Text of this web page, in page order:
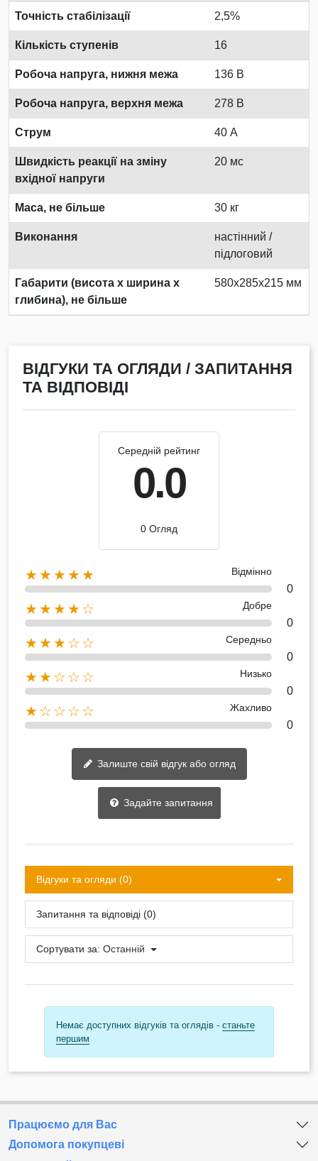
Точність стабілізації 2,5%
Кількість ступенів 16
Робоча напруга, нижня межа 136 В
Робоча напруга, верхня межа 278 В
Струм 40 А
Швидкість реакції на зміну
вхідної напруги
20 мс
Маса, не більше 30 кг
Виконання
настінний /
підлоговий
Габарити (висота х ширина х
глибина), не більше
580x285x215 мм
ВІДГУКИ ТА ОГЛЯДИ / ЗАПИТАННЯ
ТА ВІДПОВІДІ
Середній рейтинг
0.0
0 Огляд
★★★★★ Відмінно
0
★★★★☆ Добре
0
★★★☆☆ Середньо
0
★★☆☆☆ Низько
0
★☆☆☆☆ Жахливо
0
Залиште свій відгук або огляд
Задайте запитання
Відгуки та огляди (0)
Запитання та відповіді (0)
Сортувати за: Останній
Немає доступних відгуків та оглядів - станьте
першим
Працюємо для Вас
Допомога покупцеві